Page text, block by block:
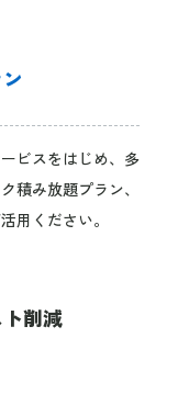
ビスをはじめ、多
積み放題プラン、
用ください。
削減